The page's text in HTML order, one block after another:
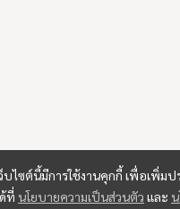
บไซต์นี้มีการใช้งานคุกกี้ เพื่อเพิ่ม
ที่ นโยบายความเป็นส่วนตัว และ